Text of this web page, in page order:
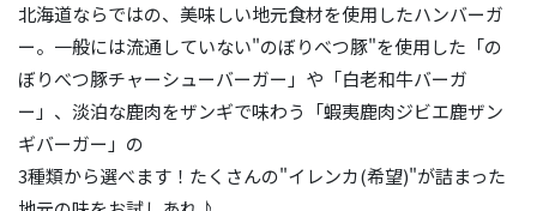
北海道ならではの、美味しい地元食材を使用したハンバーガ
ー。一般には流通していない"のぼりべつ豚"を使用した「の
ぼりべつ豚チャーシューバーガー」や「白老和牛バーガ
ー」、淡泊な鹿肉をザンギで味わう「蝦夷鹿肉ジビエ鹿ザン
ギバーガー」の
3種類から選べます！たくさんの"イレンカ(希望)"が詰まった